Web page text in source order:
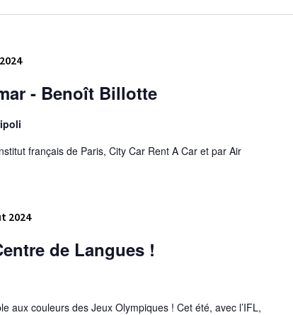
- Benoît Billotte
français de Paris, City Car Rent A Car et par Air
2024
de Langues !
aux couleurs des Jeux Olympiques ! Cet été, avec l’IFL,